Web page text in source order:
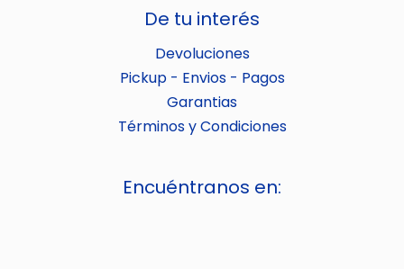
De tu interés
Devoluciones
Pickup - Envios - Pagos
Garantias
Términos y Condiciones
Encuéntranos en: